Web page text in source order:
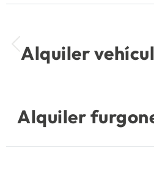
entre
Alquiler
Alquiler